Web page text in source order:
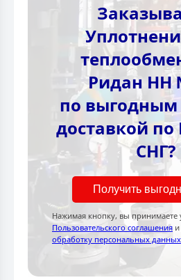
Ридан НН
по выгодным
доставкой по
СНГ?
Получить
Нажимая кнопку, вы принимаете
Пользовательского соглашения
обработку персональных данных